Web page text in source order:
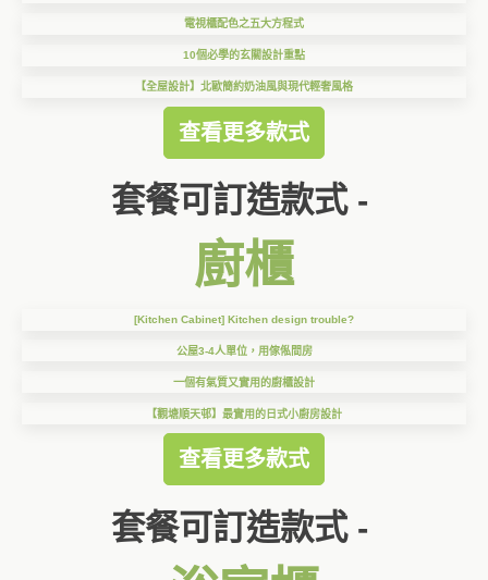
電視櫃配色之五大方程式
10個必學的玄關設計重點
【全屋設計】北歐簡約奶油風與現代輕奢風格
查看更多款式
套餐可訂造款式 -
廚櫃
[Kitchen Cabinet] Kitchen design trouble?
公屋3-4人單位，用傢俬間房
一個有氣質又實用的廚櫃設計
【觀塘順天邨】最實用的日式小廚房設計
查看更多款式
套餐可訂造款式 -